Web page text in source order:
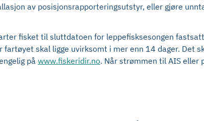
av posisjonsrapporteringsutstyr, eller gjøre
fisket til sluttdatoen for leppefisksesongen
skal ligge uvirksomt i mer enn 14 dager. Det
på www.fiskeridir.no. Når strømmen til AIS